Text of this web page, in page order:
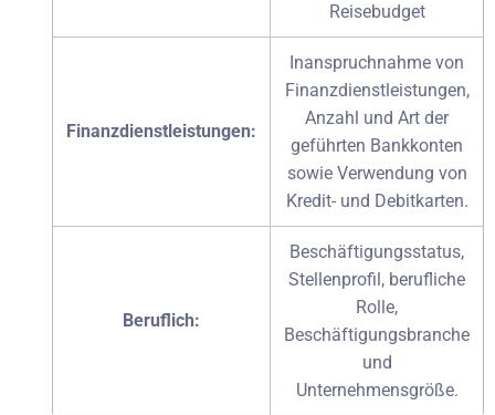
Reisebudget
Finanzdienstleistungen:
Inanspruchnahme von
Finanzdienstleistungen,
Anzahl und Art der
geführten Bankkonten
sowie Verwendung von
Kredit- und Debitkarten.
Beruflich:
Beschäftigungsstatus,
Stellenprofil, berufliche
Rolle,
Beschäftigungsbranche
und
Unternehmensgröße.